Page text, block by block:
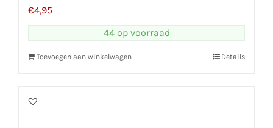
€4,95
44 op voorraad
Toevoegen aan winkelwagen Details